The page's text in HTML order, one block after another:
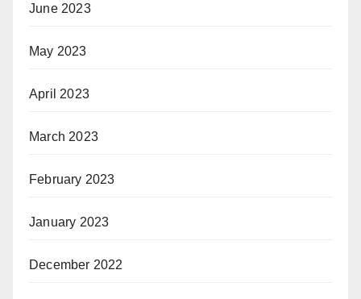
June 2023
May 2023
April 2023
March 2023
February 2023
January 2023
December 2022